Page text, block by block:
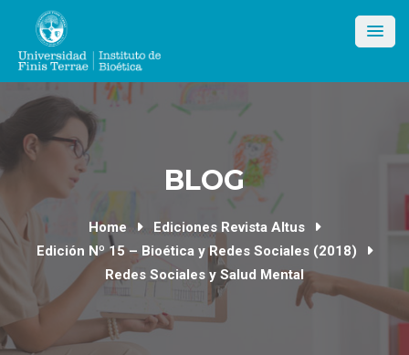
content
BLOG
Home
Ediciones Revista Altus
Edición Nº 15 – Bioética y Redes Sociales (2018)
Redes Sociales y Salud Mental